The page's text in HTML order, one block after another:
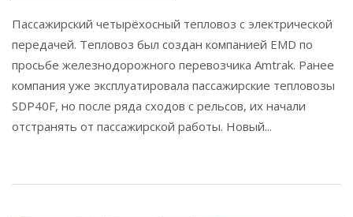
Пассажирский четырёхосный тепловоз с электрической
передачей. Тепловоз был создан компанией EMD по
просьбе железнодорожного перевозчика Amtrak. Ранее
компания уже эксплуатировала пассажирские тепловозы
SDP40F, но после ряда сходов с рельсов, их начали
отстранять от пассажирской работы. Новый...